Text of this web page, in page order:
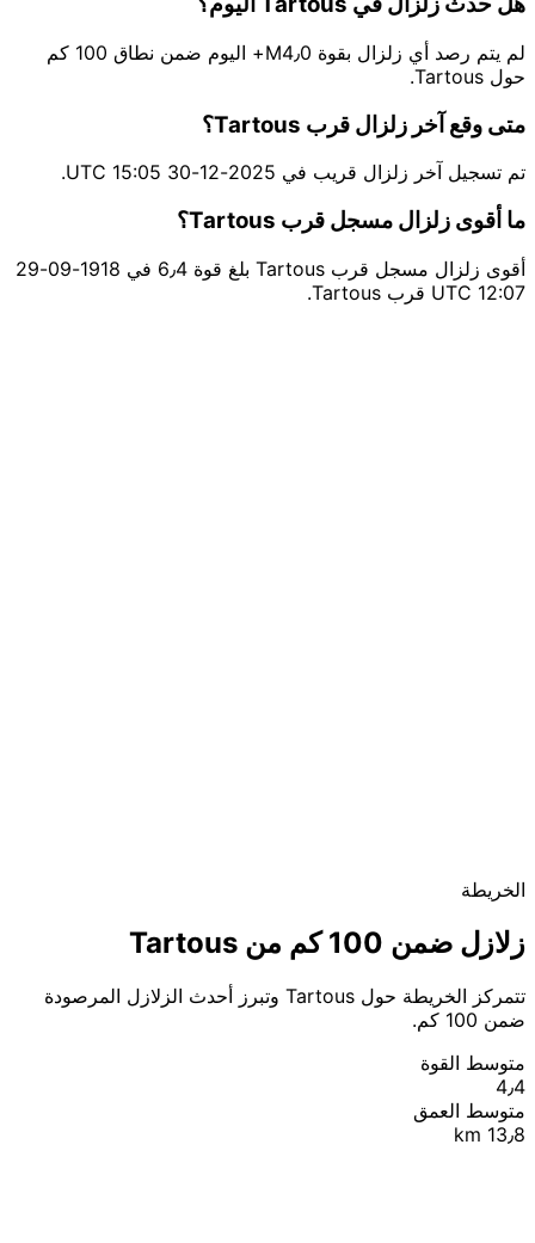
لم يتم رصد أي زلزال بقوة M4٫0+ اليوم ضمن نطاق 100 كم
حول Tartous.
متى وقع آخر زلزال قرب Tartous؟
تم تسجيل آخر زلزال قريب في 2025-12-30 15:05 UTC.
ما أقوى زلزال مسجل قرب Tartous؟
أقوى زلزال مسجل قرب Tartous بلغ قوة 6٫4 في 1918-09-29
12:07 UTC قرب Tartous.
الخريطة
زلازل ضمن 100 كم من Tartous
تتمركز الخريطة حول Tartous وتبرز أحدث الزلازل المرصودة
ضمن 100 كم.
متوسط القوة
4٫4
متوسط العمق
13٫8 km
Leaflet
© OpenStreetMap contributors